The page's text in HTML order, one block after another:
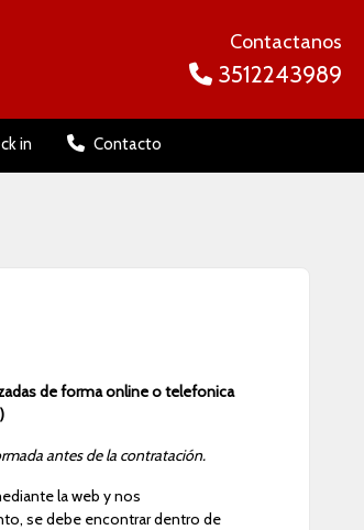
Contactanos
3512243989
in Contacto
de forma online o telefonica
antes de la contratación.
la web y nos
se debe encontrar dentro de